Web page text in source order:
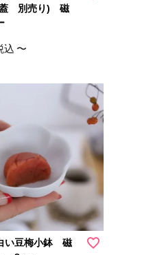
別売り) 磁
込 〜
い豆梅小鉢 磁